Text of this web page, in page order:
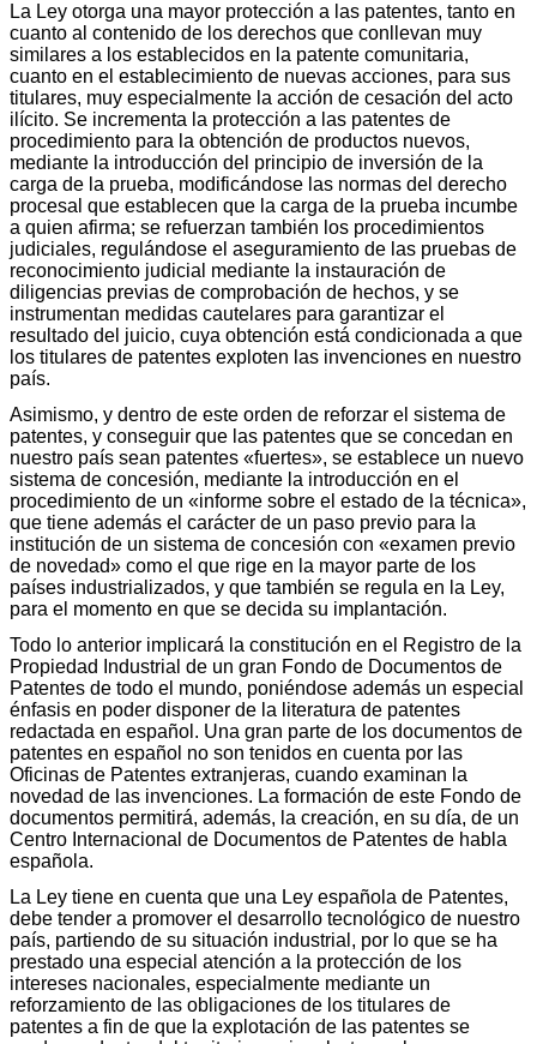
La Ley otorga una mayor protección a las patentes, tanto en
cuanto al contenido de los derechos que conllevan muy
similares a los establecidos en la patente comunitaria,
cuanto en el establecimiento de nuevas acciones, para sus
titulares, muy especialmente la acción de cesación del acto
ilícito. Se incrementa la protección a las patentes de
procedimiento para la obtención de productos nuevos,
mediante la introducción del principio de inversión de la
carga de la prueba, modificándose las normas del derecho
procesal que establecen que la carga de la prueba incumbe
a quien afirma; se refuerzan también los procedimientos
judiciales, regulándose el aseguramiento de las pruebas de
reconocimiento judicial mediante la instauración de
diligencias previas de comprobación de hechos, y se
instrumentan medidas cautelares para garantizar el
resultado del juicio, cuya obtención está condicionada a que
los titulares de patentes exploten las invenciones en nuestro
país.
Asimismo, y dentro de este orden de reforzar el sistema de
patentes, y conseguir que las patentes que se concedan en
nuestro país sean patentes «fuertes», se establece un nuevo
sistema de concesión, mediante la introducción en el
procedimiento de un «informe sobre el estado de la técnica»,
que tiene además el carácter de un paso previo para la
institución de un sistema de concesión con «examen previo
de novedad» como el que rige en la mayor parte de los
países industrializados, y que también se regula en la Ley,
para el momento en que se decida su implantación.
Todo lo anterior implicará la constitución en el Registro de la
Propiedad Industrial de un gran Fondo de Documentos de
Patentes de todo el mundo, poniéndose además un especial
énfasis en poder disponer de la literatura de patentes
redactada en español. Una gran parte de los documentos de
patentes en español no son tenidos en cuenta por las
Oficinas de Patentes extranjeras, cuando examinan la
novedad de las invenciones. La formación de este Fondo de
documentos permitirá, además, la creación, en su día, de un
Centro Internacional de Documentos de Patentes de habla
española.
La Ley tiene en cuenta que una Ley española de Patentes,
debe tender a promover el desarrollo tecnológico de nuestro
país, partiendo de su situación industrial, por lo que se ha
prestado una especial atención a la protección de los
intereses nacionales, especialmente mediante un
reforzamiento de las obligaciones de los titulares de
patentes a fin de que la explotación de las patentes se